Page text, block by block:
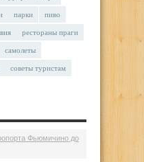
парки пиво
рестораны праги
самолеты
советы туристам
Фьюмичино до